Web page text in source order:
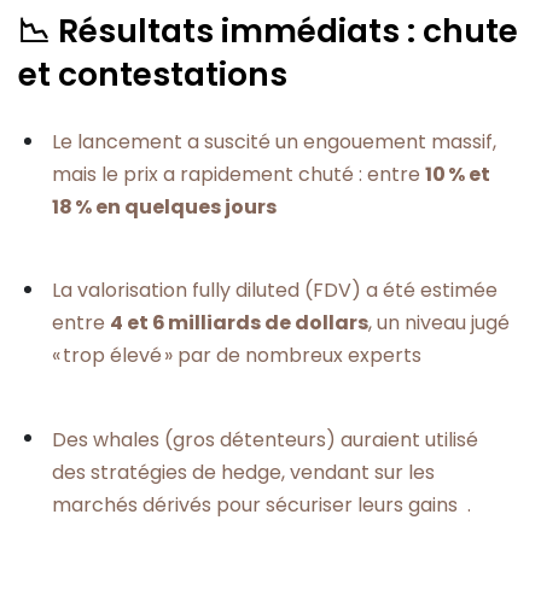
📉 Résultats immédiats : chute
et contestations
Le lancement a suscité un engouement massif,
mais le prix a rapidement chuté : entre 10 % et
18 % en quelques jours
La valorisation fully diluted (FDV) a été estimée
entre 4 et 6 milliards de dollars, un niveau jugé
« trop élevé » par de nombreux experts
Des whales (gros détenteurs) auraient utilisé
des stratégies de hedge, vendant sur les
marchés dérivés pour sécuriser leurs gains .